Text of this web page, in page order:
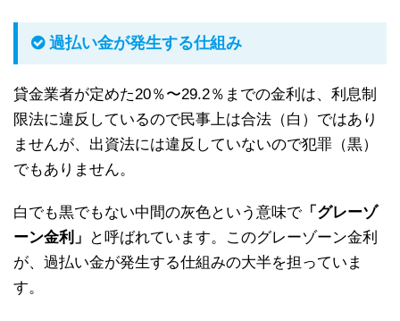
過払い金が発生する仕組み
貸金業者が定めた20％〜29.2％までの金利は、利息制
限法に違反しているので民事上は合法（白）ではあり
ませんが、出資法には違反していないので犯罪（黒）
でもありません。
白でも黒でもない中間の灰色という意味で「グレーゾ
ーン金利」
と呼ばれています。このグレーゾーン金利
が、過払い金が発生する仕組みの大半を担っていま
す。